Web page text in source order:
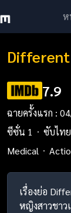
ห
7.9
ฉายครั้งแรก :
ซีซั่น 1
ซับไทย
Medical
เรื่องย่อ
หญิงสาวชาว